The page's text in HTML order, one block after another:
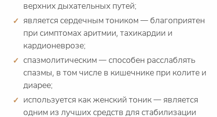
верхних дыхательных путей;
является сердечным тоником — благоприятен
при симптомах аритмии, тахикардии и
кардионеврозе;
спазмолитическим — способен расслаблять
спазмы, в том числе в кишечнике при колите и
диарее;
используется как женский тоник — является
одним из лучших средств для стабилизации